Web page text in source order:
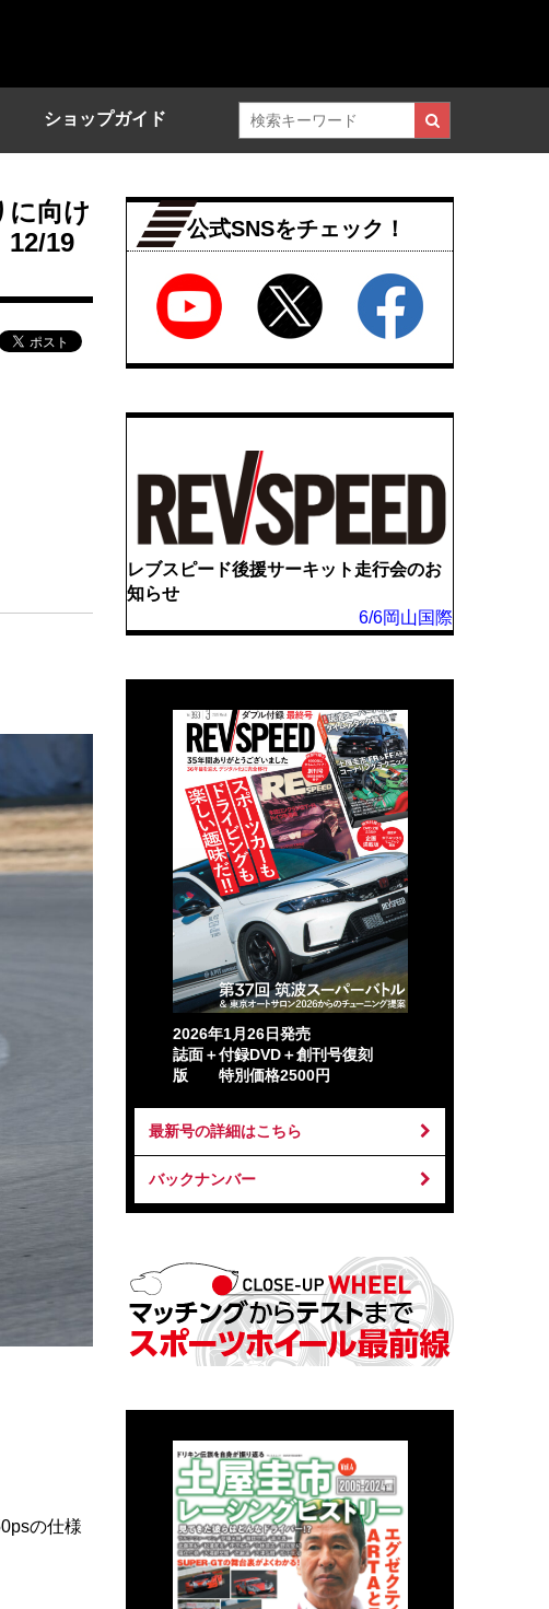
ショップガイド
に向け
19
の仕様
公式SNSをチェック！
レブスピード後援サーキット走行会のお
知らせ
6/6岡山国際
2026年1月26日発売
誌面＋付録DVD＋創刊号復刻
版 特別価格2500円
最新号の詳細はこちら
バックナンバー